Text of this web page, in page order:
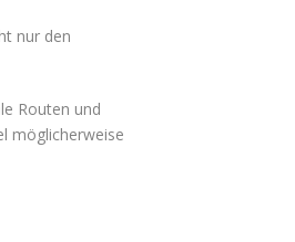
nur den
Routen und
möglicherweise